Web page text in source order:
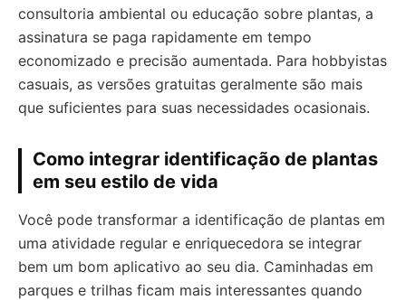
consultoria ambiental ou educação sobre plantas, a
assinatura se paga rapidamente em tempo
economizado e precisão aumentada. Para hobbyistas
casuais, as versões gratuitas geralmente são mais
que suficientes para suas necessidades ocasionais.
Como integrar identificação de plantas
em seu estilo de vida
Você pode transformar a identificação de plantas em
uma atividade regular e enriquecedora se integrar
bem um bom aplicativo ao seu dia. Caminhadas em
parques e trilhas ficam mais interessantes quando